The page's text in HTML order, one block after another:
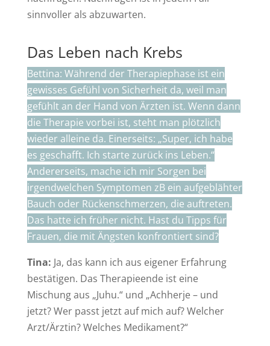
sinnvoller als abzuwarten.
Das Leben nach Krebs
Bettina: Während der Therapiephase ist ein
gewisses Gefühl von Sicherheit da, weil man
gefühlt an der Hand von Ärzten ist. Wenn dann
die Therapie vorbei ist, steht man plötzlich
wieder alleine da. Einerseits: „Super, ich habe
es geschafft. Ich starte zurück ins Leben.“
Andererseits, mache ich mir Sorgen bei
irgendwelchen Symptomen zB ein aufgeblähter
Bauch oder Rückenschmerzen, die auftreten.
Das hatte ich früher nicht. Hast du Tipps für
Frauen, die mit Ängsten konfrontiert sind?
Tina: Ja, das kann ich aus eigener Erfahrung
bestätigen. Das Therapieende ist eine
Mischung aus „Juhu.“ und „Achherje – und
jetzt? Wer passt jetzt auf mich auf? Welcher
Arzt/Ärztin? Welches Medikament?“